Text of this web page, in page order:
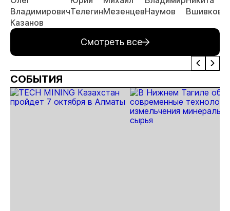
Владимирович
Казанов
ТелегинМезенцевНаумов
Вшивков
Смотреть все
СОБЫТИЯ